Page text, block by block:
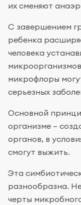
их сменяют
С завершением
ребенка
человека
микрофлоры
серьезных
Основной
организме –
органов, в
смогут выжить.
Эта
разнообразна.
черты